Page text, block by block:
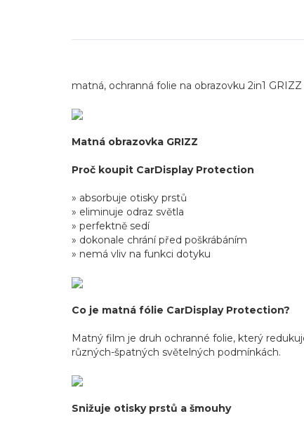
matná, ochranná folie na obrazovku 2in1
Matná obrazovka GRIZZ
Proč koupit CarDisplay Protection
» absorbuje otisky prstů
» eliminuje odraz světla
» perfektně sedí
» dokonale chrání před poškrábáním
» nemá vliv na funkci dotyku
Co je matná fólie CarDisplay Protection?
Matný film je druh ochranné folie, který
různých-špatných světelných podmínkách.
Snižuje otisky prstů a šmouhy